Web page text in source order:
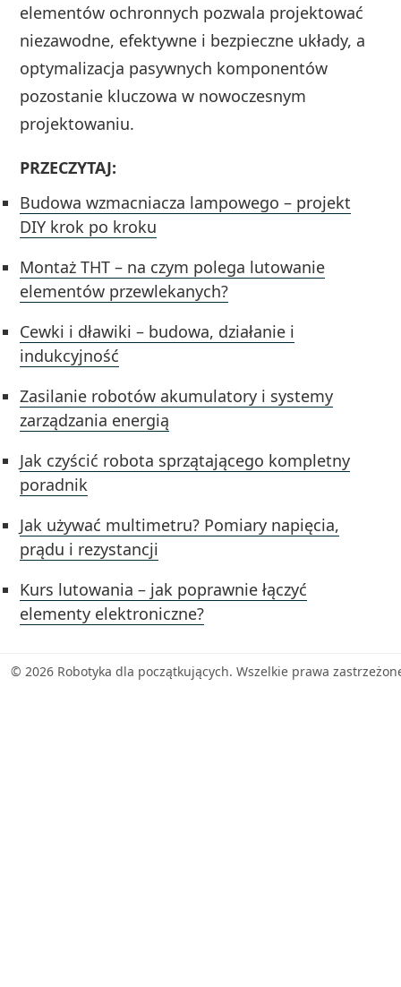
elementów ochronnych pozwala projektować
niezawodne, efektywne i bezpieczne układy, a
optymalizacja pasywnych komponentów
pozostanie kluczowa w nowoczesnym
projektowaniu.
PRZECZYTAJ:
Budowa wzmacniacza lampowego – projekt
DIY krok po kroku
Montaż THT – na czym polega lutowanie
elementów przewlekanych?
Cewki i dławiki – budowa, działanie i
indukcyjność
Zasilanie robotów akumulatory i systemy
zarządzania energią
Jak czyścić robota sprzątającego kompletny
poradnik
Jak używać multimetru? Pomiary napięcia,
prądu i rezystancji
Kurs lutowania – jak poprawnie łączyć
elementy elektroniczne?
© 2026 Robotyka dla początkujących. Wszelkie prawa